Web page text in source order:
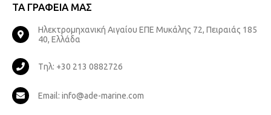
ΤΑ ΓΡΑΦΕΙΑ ΜΑΣ
Ηλεκτρομηχανική Αιγαίου ΕΠΕ Μυκάλης 72, Πειραιάς 185
40, Ελλάδα
Tηλ: +30 213 0882726
Email: info@ade-marine.com